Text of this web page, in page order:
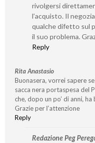
rivolgersi
l’acquisto. Il
qualche difetto sul
il suo problema.
Reply
Rita Anastasio
Buonasera, vorrei sapere
sacca nera portaspesa del
che, dopo un po’ di anni,
Grazie per l’attenzione
Reply
Redazione Peg